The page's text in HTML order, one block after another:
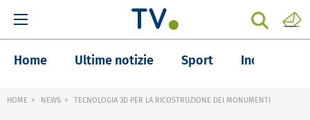
Home Ultime notizie Sport Inchieste
HOME NEWS TECNOLOGIA 3D PER LA RICOSTRUZIONE DEI MONUMENTI